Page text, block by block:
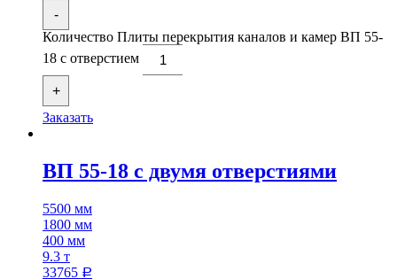
-
Количество Плиты перекрытия каналов и камер ВП 55-
18 с отверстием
+
Заказать
ВП 55-18 с двумя отверстиями
5500 мм
1800 мм
400 мм
9.3 т
33765 Р